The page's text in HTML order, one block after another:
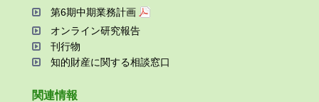
第6期中期業務計画
オンライン研究報告
刊⾏物
知的財産に関する相談窓⼝
関連情報